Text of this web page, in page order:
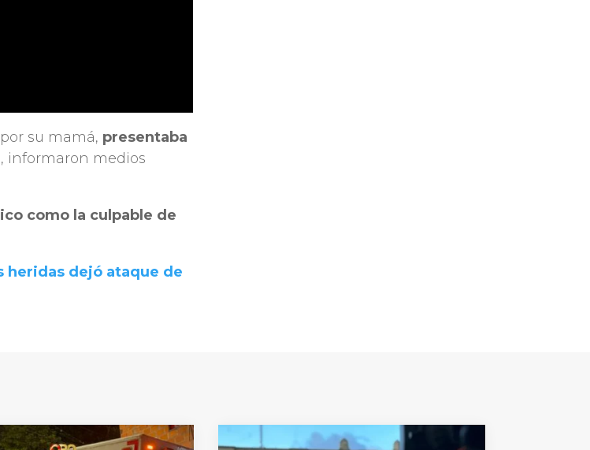
su mamá, presentaba
informaron medios
como la culpable de
heridas dejó ataque de